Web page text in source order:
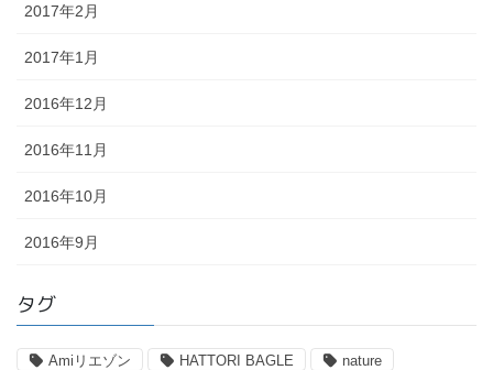
2017年2月
2017年1月
2016年12月
2016年11月
2016年10月
2016年9月
タグ
Amiリエゾン HATTORI BAGLE nature